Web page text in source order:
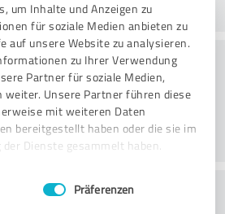
um Inhalte und Anzeigen zu
für soziale Medien anbieten zu
auf unsere Website zu analysieren.
zu Ihrer Verwendung
Partner für soziale Medien,
weiter. Unsere Partner führen diese
mit weiteren Daten
bereitgestellt haben oder die sie im
Dienste gesammelt haben.
Präferenzen
Kundeservice